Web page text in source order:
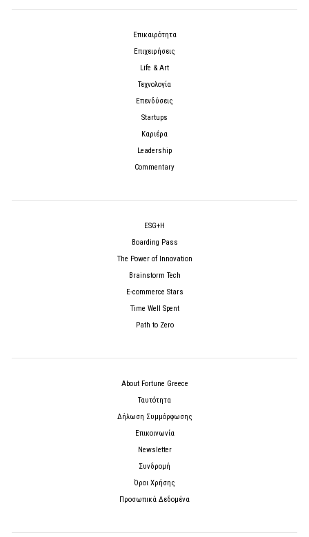
Επικαιρότητα
Επιχειρήσεις
Life & Art
Τεχνολογία
Επενδύσεις
Startups
Καριέρα
Leadership
Commentary
ESG+H
Boarding Pass
The Power of Innovation
Brainstorm Tech
E-commerce Stars
Time Well Spent
Path to Zero
About Fortune Greece
Ταυτότητα
Δήλωση Συμμόρφωσης
Επικοινωνία
Newsletter
Συνδρομή
Όροι Χρήσης
Προσωπικά Δεδομένα